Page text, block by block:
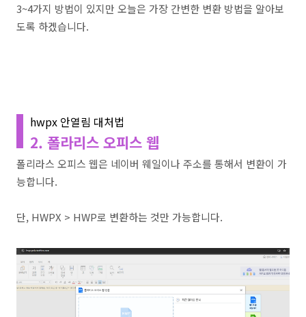
3~4가지 방법이 있지만 오늘은 가장 간변한 변환 방법을 알아보
도록 하겠습니다.
hwpx 안열림 대처법
2. 폴라리스 오피스 웹
폴리라스 오피스 웹은 네이버 웨일이나 주소를 통해서 변환이 가
능합니다.
단, HWPX > HWP로 변환하는 것만 가능합니다.